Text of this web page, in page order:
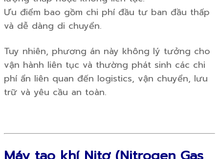
Ưu điểm bao gồm chi phí đầu tư ban đầu thấp
và dễ dàng di chuyển.
Tuy nhiên, phương án này không lý tưởng cho
vận hành liên tục và thường phát sinh các chi
phí ẩn liên quan đến logistics, vận chuyển, lưu
trữ và yêu cầu an toàn.